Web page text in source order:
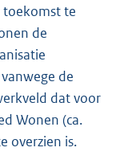
toekomst te
de
de
dat voor
Wonen (ca.
overzien is.